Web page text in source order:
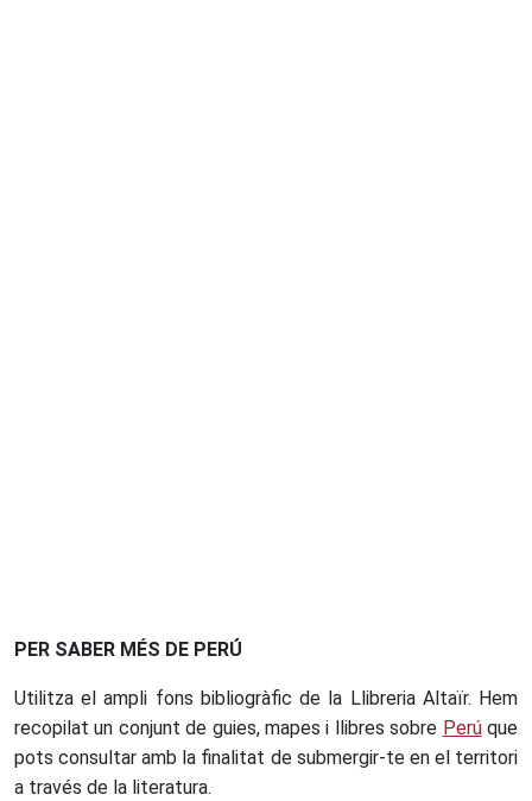
PER SABER MÉS DE PERÚ
Utilitza el ampli fons bibliogràfic de la Llibreria Altaïr. Hem
recopilat un conjunt de guies, mapes i llibres sobre Perúque
pots consultar amb la finalitat de submergir-te en el territori
a través de la literatura.